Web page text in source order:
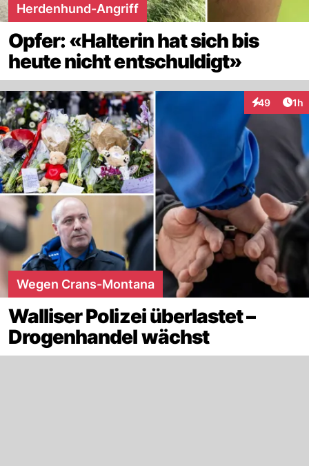
Herdenhund-Angriff
Opfer: «Halterin hat sich bis
heute nicht entschuldigt»
49
Interaktionen
1h
Wegen Crans-Montana
Walliser Polizei überlastet –
Drogenhandel wächst